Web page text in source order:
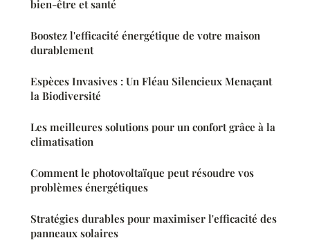
bien-être et santé
Boostez l'efficacité énergétique de votre maison
durablement
Espèces Invasives : Un Fléau Silencieux Menaçant
la Biodiversité
Les meilleures solutions pour un confort grâce à la
climatisation
Comment le photovoltaïque peut résoudre vos
problèmes énergétiques
Stratégies durables pour maximiser l'efficacité des
panneaux solaires